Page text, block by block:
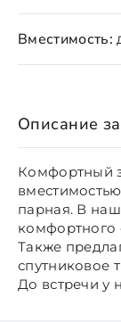
Вместимость:
Описание
Комфортный
парная. В
комфортного
Также
спутниковое
До встречи у